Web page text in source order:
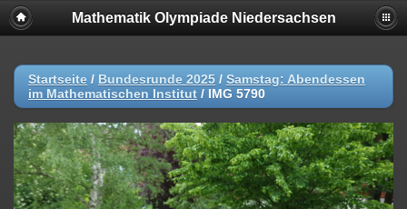
Mathematik Olympiade Niedersachsen
Startseite / Bundesrunde 2025 / Samstag: Abendessen
im Mathematischen Institut / IMG 5790